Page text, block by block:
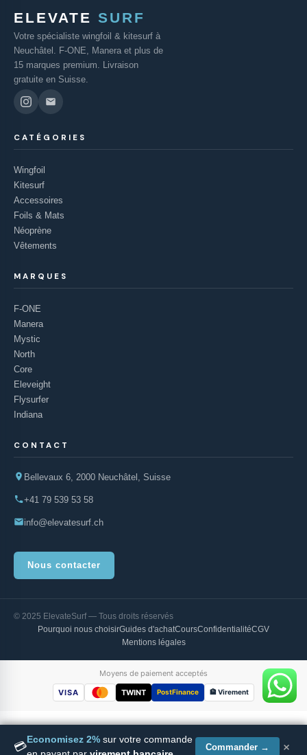
ELEVATE SURF
Votre spécialiste wingfoil & kitesurf à
Neuchâtel. F-ONE, Manera et plus de
15 marques premium. Livraison
gratuite en Suisse.
CATÉGORIES
Wingfoil
Kitesurf
Accessoires
Foils & Mats
Néoprène
Vêtements
MARQUES
F-ONE
Manera
Mystic
North
Core
Eleveight
Flysurfer
Indiana
CONTACT
Bellevaux 6, 2000 Neuchâtel, Suisse
+41 79 539 53 58
info@elevatesurf.ch
Nous contacter
© 2025 ElevateSurf — Tous droits réservés
Pourquoi nous choisirGuides d'achatCoursConfidentialitéCGV
Mentions légales
Moyens de paiement acceptés
VISA
TWINT PostFinance 🏦 Virement
Indiana Foil HP Baseplate Alu
💳
Economisez 2% sur votre commande
Commander → ×